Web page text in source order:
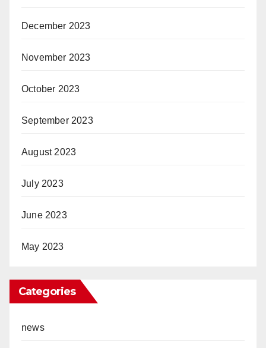
December 2023
November 2023
October 2023
September 2023
August 2023
July 2023
June 2023
May 2023
Categories
news